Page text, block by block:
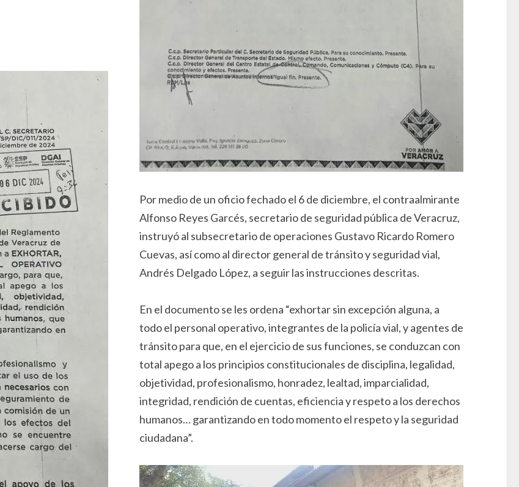
Por medio de un oficio fechado el 6 de diciembre, el contraalmirante
Alfonso Reyes Garcés, secretario de seguridad pública de Veracruz,
instruyó al subsecretario de operaciones Gustavo Ricardo Romero
Cuevas, así como al director general de tránsito y seguridad vial,
Andrés Delgado López, a seguir las instrucciones descritas.
En el documento se les ordena “exhortar sin excepción alguna, a
todo el personal operativo, integrantes de la policía vial, y agentes de
tránsito para que, en el ejercicio de sus funciones, se conduzcan con
total apego a los principios constitucionales de disciplina, legalidad,
objetividad, profesionalismo, honradez, lealtad, imparcialidad,
integridad, rendición de cuentas, eficiencia y respeto a los derechos
humanos… garantizando en todo momento el respeto y la seguridad
ciudadana”.